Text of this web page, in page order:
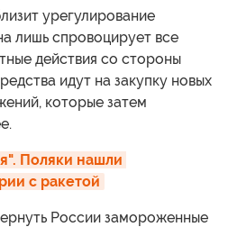
урегулирование
лишь спровоцирует все
действия со стороны
идут на закупку новых
которые затем
Поляки нашли
с ракетой
России замороженные